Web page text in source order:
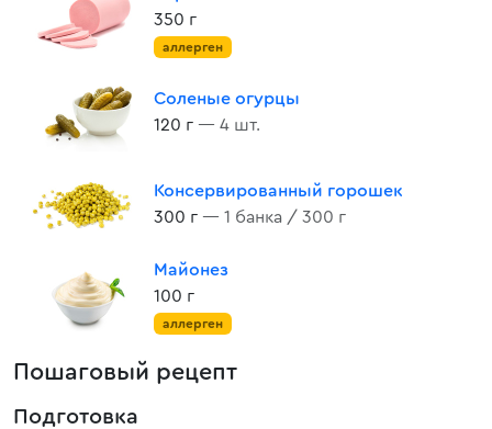
350 г
аллерген
Соленые огурцы
120 г — 4 шт.
Консервированный горошек
300 г — 1 банка / 300 г
Майонез
100 г
аллерген
Пошаговый рецепт
Подготовка